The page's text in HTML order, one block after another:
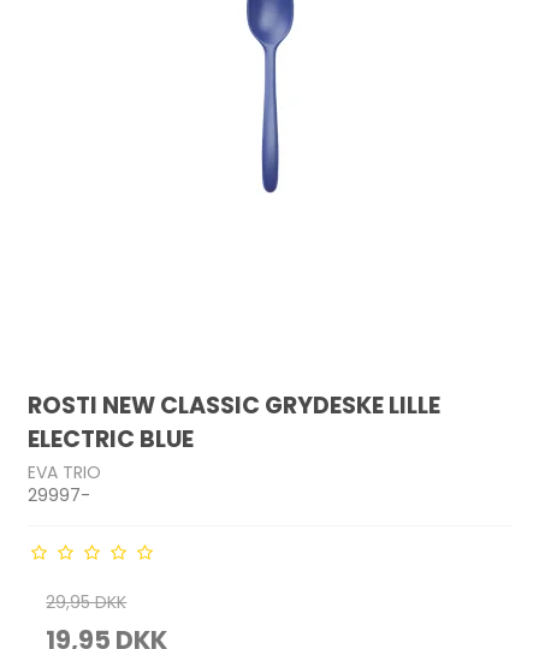
ROSTI NEW CLASSIC GRYDESKE LILLE
ELECTRIC BLUE
EVA TRIO
29997-
29,95 DKK
19,95 DKK